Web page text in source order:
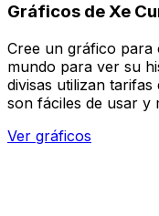
Gráficos de Xe
Cree un gráfico para
mundo para ver su
divisas utilizan
son fáciles de usar y
Ver gráficos